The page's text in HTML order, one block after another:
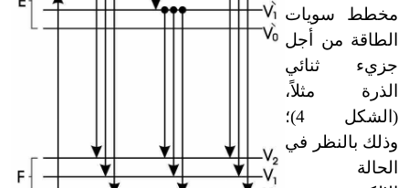
مخطط سويات
الطاقة من أجل
جزيء ثنائي
الذرة مثلاً،
(الشكل 4)؛
وذلك بالنظر في
الحالة